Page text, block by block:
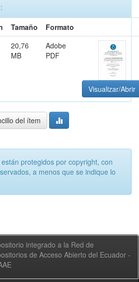
Tamaño
Formato
20,76
MB
Adobe
PDF
Visualizar/Abrir
del ítem
protegidos por copyright, con
a menos que se indique lo
integrado a la Red de
de Acceso Abierto del Ecuador -